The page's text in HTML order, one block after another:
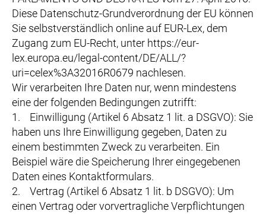
Diese Datenschutz-Grundverordnung der EU können
Sie selbstverständlich online auf EUR-Lex, dem
Zugang zum EU-Recht, unter https://eur-
lex.europa.eu/legal-content/DE/ALL/?
uri=celex%3A32016R0679 nachlesen.
Wir verarbeiten Ihre Daten nur, wenn mindestens
eine der folgenden Bedingungen zutrifft:
1. Einwilligung (Artikel 6 Absatz 1 lit. a DSGVO): Sie
haben uns Ihre Einwilligung gegeben, Daten zu
einem bestimmten Zweck zu verarbeiten. Ein
Beispiel wäre die Speicherung Ihrer eingegebenen
Daten eines Kontaktformulars.
2. Vertrag (Artikel 6 Absatz 1 lit. b DSGVO): Um
einen Vertrag oder vorvertragliche Verpflichtungen